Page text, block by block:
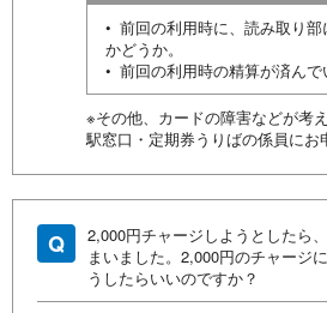
• 前回の利用時に、読み取り
かどうか。
• 前回の利用時の精算が済んで
※その他、カードの障害などが考
駅窓口・定期券うりばの係員にお
Q
2,000円チャージしようとしたら
まいました。2,000円のチャージ
うしたらいいのですか？